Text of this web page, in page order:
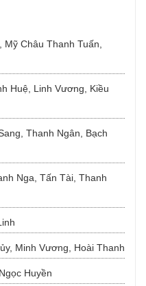
Châu Thanh Tuấn,
Huệ, Linh Vương, Kiều
Thanh Ngân, Bạch
Nga, Tấn Tài, Thanh
Minh Vương, Hoài Thanh
Huyền